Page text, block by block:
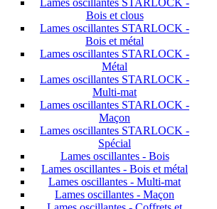
Bois et clous
Lames oscillantes STARLOCK -
Bois et métal
Lames oscillantes STARLOCK -
Métal
Lames oscillantes STARLOCK -
Multi-mat
Lames oscillantes STARLOCK -
Maçon
Lames oscillantes STARLOCK -
Spécial
Lames oscillantes - Bois
Lames oscillantes - Bois et métal
Lames oscillantes - Multi-mat
Lames oscillantes - Maçon